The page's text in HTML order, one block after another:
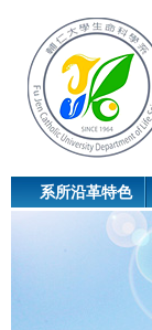
系所沿革特色